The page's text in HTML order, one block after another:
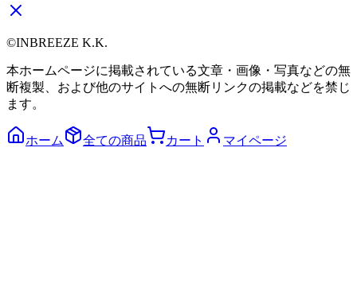
©INBREEZE K.K.
本ホームページに掲載されている文章・画像・写真などの無
断複製、および他のサイトへの無断リンクの掲載などを禁じ
ます。
ホーム 全ての商品 カート マイページ